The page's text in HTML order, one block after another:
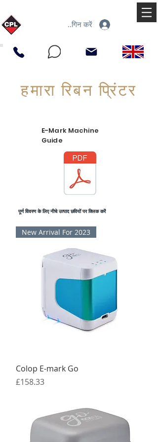
लॉगिन करें
हमारा रिबन प्रिंटर
E-Mark Machine
Guide
पूर्ण विवरण के लिए नीचे उत्पाद छवियों पर क्लिक करें
New Arrival For 2023
Colop E-mark Go
मूल्य
£158.33